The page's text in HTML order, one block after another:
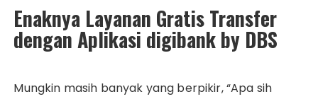
Enaknya Layanan Gratis Transfer
dengan Aplikasi digibank by DBS
Mungkin masih banyak yang berpikir, “Apa sih